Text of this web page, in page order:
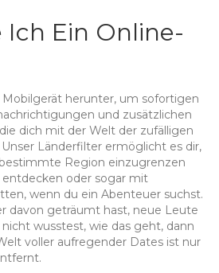
Ich Ein Online-
Mobilgerät herunter, um sofortigen
und zusätzlichen
dich mit der Welt der zufälligen
Länderfilter ermöglicht es dir,
Region einzugrenzen
oder sogar mit
wenn du ein Abenteuer suchst.
davon geträumt hast, neue Leute
wusstest, wie das geht, dann
voller aufregender Dates ist nur